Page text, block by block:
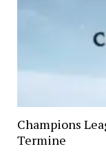
Champions
Termine